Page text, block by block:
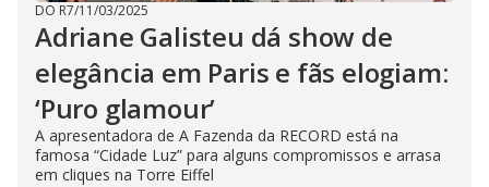
DO R7/11/03/2025
Adriane Galisteu dá show de
elegância em Paris e fãs elogiam:
‘Puro glamour’
A apresentadora de A Fazenda da RECORD está na
famosa “Cidade Luz” para alguns compromissos e arrasa
em cliques na Torre Eiffel